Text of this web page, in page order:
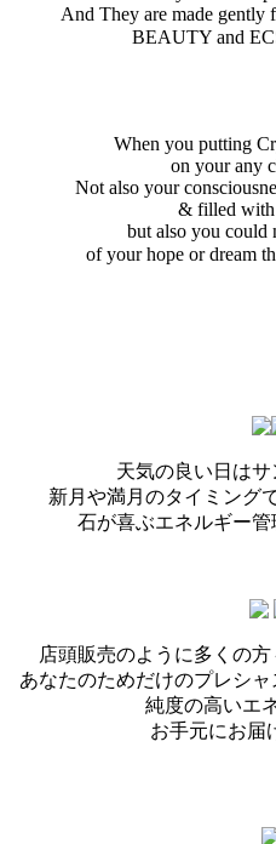
And They are made gently
BEAUTY and
When you putting
on your any
Not also your
& filled with
but also you could
of your hope or dream
天気の良い日はサ
新月や満月のタイミング
石が喜ぶエネルギー
店頭販売のように多くの
あなたのためだけのプレシ
純度の高いエ
お手元にお届